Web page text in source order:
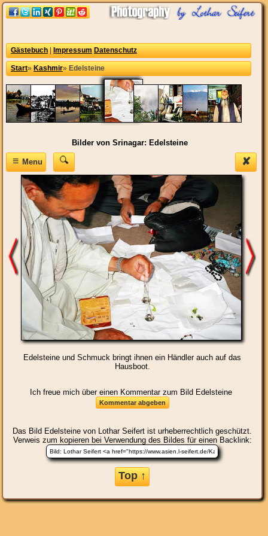
Gästebuch Impressum Datenschutz
Start» Kashmir» Edelsteine
Bilder von Srinagar: Edelsteine
✘
≡Menu
Edelsteine und Schmuck bringt ihnen ein Händler auch auf das
Hausboot.
Ich freue mich über einen Kommentar zum Bild Edelsteine
Das Bild Edelsteine von Lothar Seifert ist urheberrechtlich geschützt.
Verweis zum kopieren bei Verwendung des Bildes für einen Backlink:
Top ↑